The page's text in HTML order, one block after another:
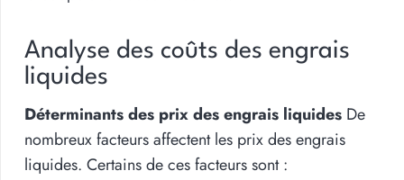
Analyse des coûts des engrais
liquides
Déterminants des prix des engrais liquides De
nombreux facteurs affectent les prix des engrais
liquides. Certains de ces facteurs sont :